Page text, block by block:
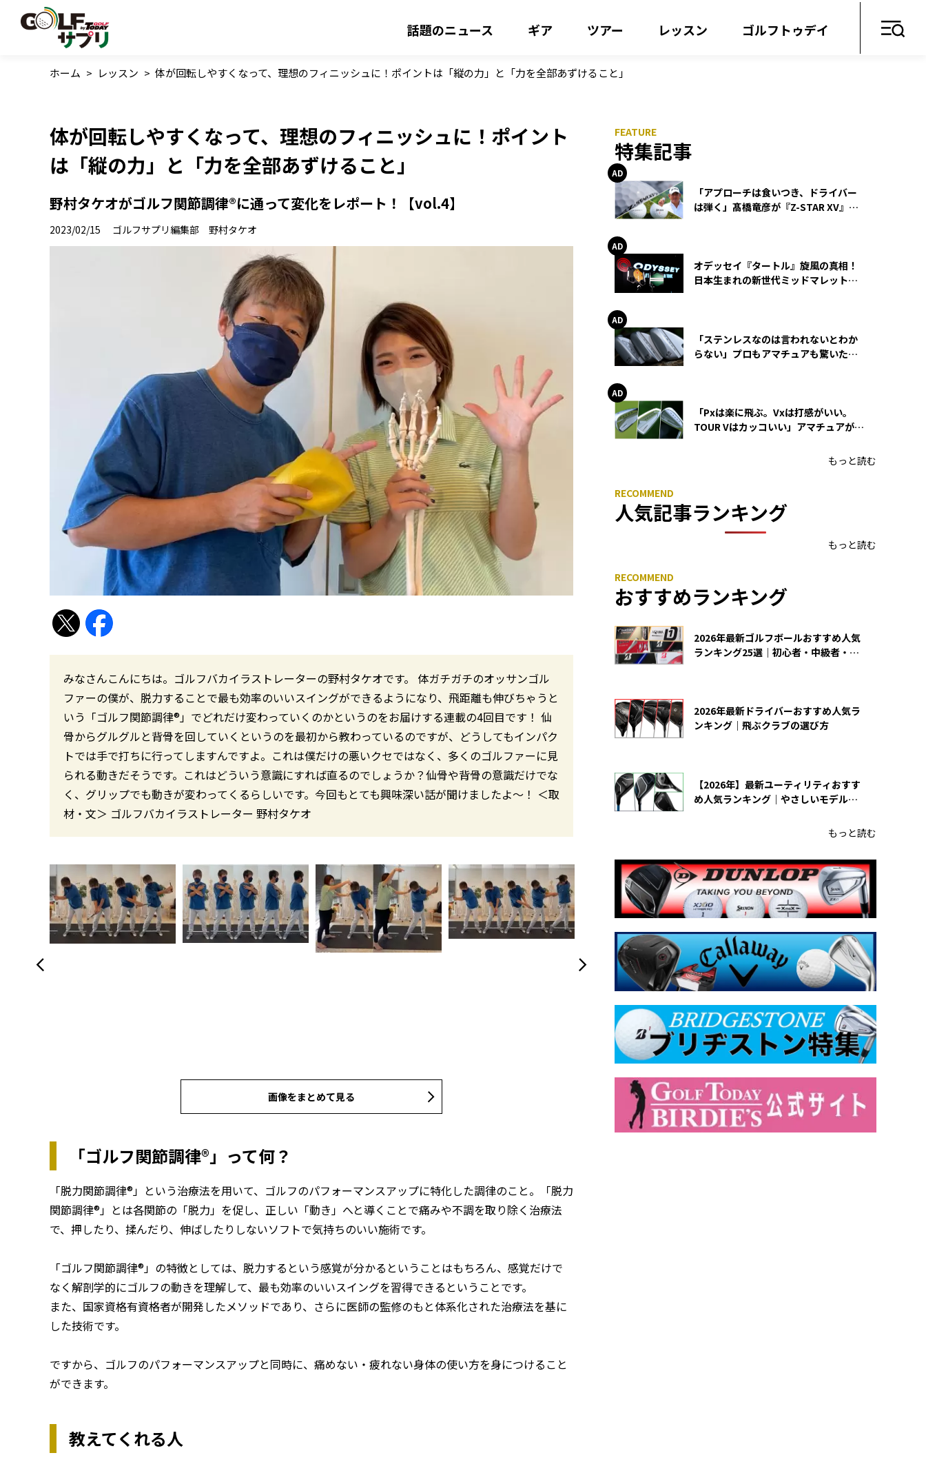
話題のニュース ギア ツアー レッスン ゴルフトゥデイ
ホーム > レッスン > 体が回転しやすくなって、理想のフィニッシュに！ポイントは「縦の力」と「力を全部あずけること」
体が回転しやすくなって、理想のフィニッシュに！ポイント
は「縦の力」と「力を全部あずけること」
野村タケオがゴルフ関節調律®に通って変化をレポート！【vol.4】
2023/02/15 ゴルフサプリ編集部 野村タケオ
みなさんこんにちは。ゴルフバカイラストレーターの野村タケオです。 体ガチガチのオッサンゴル
ファーの僕が、脱力することで最も効率のいいスイングができるようになり、飛距離も伸びちゃうと
いう「ゴルフ関節調律®」でどれだけ変わっていくのかというのをお届けする連載の4回目です！ 仙
骨からグルグルと背骨を回していくというのを最初から教わっているのですが、どうしてもインパク
トでは手で打ちに行ってしますんですよ。これは僕だけの悪いクセではなく、多くのゴルファーに見
られる動きだそうです。これはどういう意識にすれば直るのでしょうか？仙骨や背骨の意識だけでな
く、グリップでも動きが変わってくるらしいです。今回もとても興味深い話が聞けましたよ～！ ＜取
材・文＞ ゴルフバカイラストレーター 野村タケオ
画像をまとめて見る
「ゴルフ関節調律®」って何？
「脱力関節調律®」という治療法を用いて、ゴルフのパフォーマンスアップに特化した調律のこと。「脱力
関節調律®」とは各関節の「脱力」を促し、正しい「動き」へと導くことで痛みや不調を取り除く治療法
で、押したり、揉んだり、伸ばしたりしないソフトで気持ちのいい施術です。
「ゴルフ関節調律®」の特徴としては、脱力するという感覚が分かるということはもちろん、感覚だけで
なく解剖学的にゴルフの動きを理解して、最も効率のいいスイングを習得できるということです。
また、国家資格有資格者が開発したメソッドであり、さらに医師の監修のもと体系化された治療法を基に
した技術です。
ですから、ゴルフのパフォーマンスアップと同時に、痛めない・疲れない身体の使い方を身につけること
ができます。
教えてくれる人
特集記事
「アプローチは食いつき、ドライバー
は弾く」髙橋竜彦が『Z-STAR XV』を
オデッセイ『タートル』旋風の真相！
日本生まれの新世代ミッドマレットが
「ステンレスなのは言われないとわか
らない」プロもアマチュアも驚いた
「Pxは楽に飛ぶ。Vxは打感がいい。
TOUR Vはカッコいい」アマチュアが選
もっと読む
人気記事ランキング
もっと読む
おすすめランキング
2026年最新ゴルフボールおすすめ人気
ランキング25選｜初心者・中級者・上
2026年最新ドライバーおすすめ人気ラ
ンキング｜飛ぶクラブの選び方
【2026年】最新ユーティリティおすす
め人気ランキング｜やさしいモデルの
もっと読む